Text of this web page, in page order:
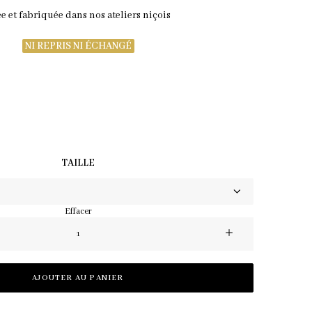
et fabriquée dans nos ateliers niçois
NI REPRIS NI ÉCHANGÉ
TAILLE
Effacer
Robe
Nelya
AJOUTER AU PANIER